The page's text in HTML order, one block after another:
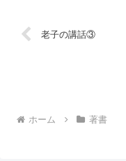
老子の講話③
ホーム 著書